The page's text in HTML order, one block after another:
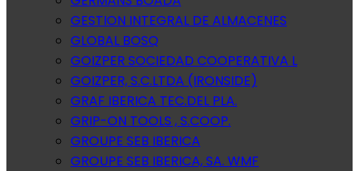
GESTION INTEGRAL DE ALMACENES
GLOBAL BOSQ
GOIZPER SOCIEDAD COOPERATIVA L
GOIZPER, S.C.LTDA (IRONSIDE)
GRAF IBERICA TEC.DEL PLA.
GRIP-ON TOOLS , S.COOP.
GROUPE SEB IBERICA
GROUPE SEB IBERICA, SA. WMF